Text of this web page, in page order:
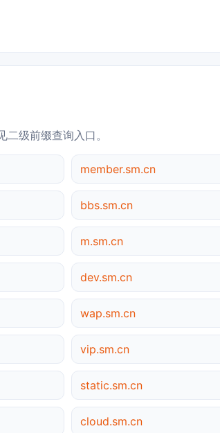
级前缀查询入口。
member.sm.cn
bbs.sm.cn
m.sm.cn
dev.sm.cn
wap.sm.cn
vip.sm.cn
static.sm.cn
cloud.sm.cn